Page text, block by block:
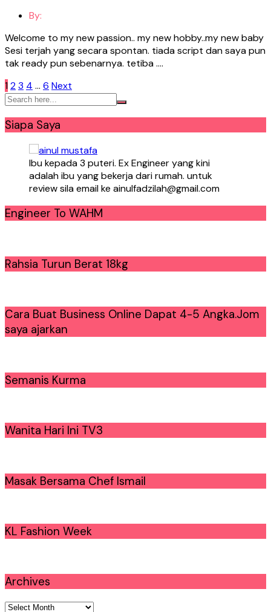
By:
Welcome to my new passion.. my new hobby..my new baby
Sesi terjah yang secara spontan. tiada script dan saya pun
tak ready pun sebenarnya. tetiba ….
Posts
pagination
123 4 … 6 Next
Siapa Saya
Ibu kepada 3 puteri. Ex Engineer yang kini
adalah ibu yang bekerja dari rumah. untuk
review sila email ke ainulfadzilah@gmail.com
Engineer To WAHM
Rahsia Turun Berat 18kg
Cara Buat Business Online Dapat 4-5 Angka.Jom
saya ajarkan
Semanis Kurma
Wanita Hari Ini TV3
Masak Bersama Chef Ismail
KL Fashion Week
Archives
Archives